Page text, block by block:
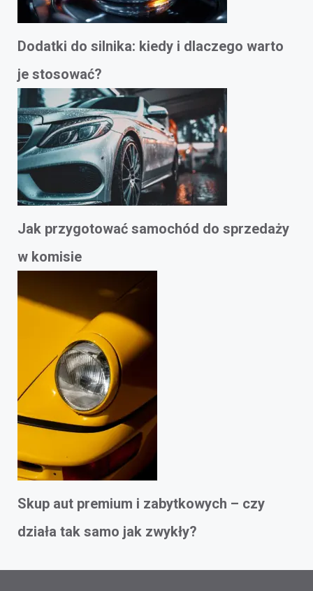
Dodatki do silnika: kiedy i dlaczego warto
je stosować?
Jak przygotować samochód do sprzedaży
w komisie
Skup aut premium i zabytkowych – czy
działa tak samo jak zwykły?